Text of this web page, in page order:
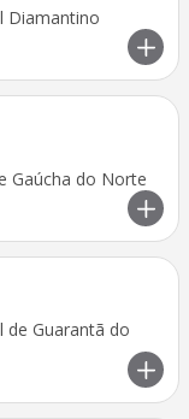
Diamantino
Gaúcha do Norte
de Guarantã do